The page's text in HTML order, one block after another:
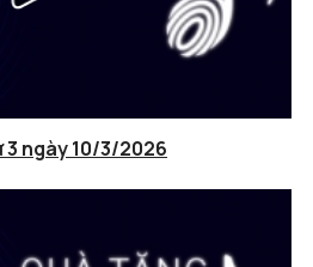
3 ngày 10/3/2026